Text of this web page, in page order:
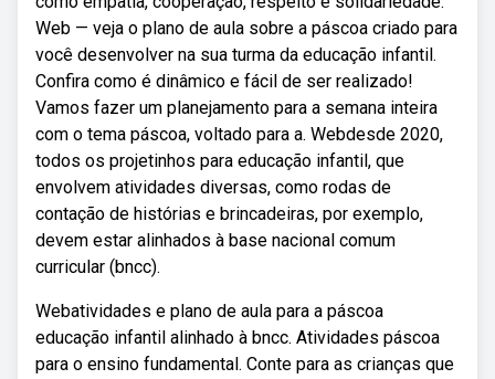
Web — veja o plano de aula sobre a páscoa criado para
você desenvolver na sua turma da educação infantil.
Confira como é dinâmico e fácil de ser realizado!
Vamos fazer um planejamento para a semana inteira
com o tema páscoa, voltado para a. Webdesde 2020,
todos os projetinhos para educação infantil, que
envolvem atividades diversas, como rodas de
contação de histórias e brincadeiras, por exemplo,
devem estar alinhados à base nacional comum
curricular (bncc).
Webatividades e plano de aula para a páscoa
educação infantil alinhado à bncc. Atividades páscoa
para o ensino fundamental. Conte para as crianças que